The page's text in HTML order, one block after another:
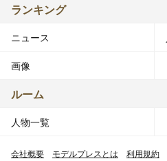
ランキング
ニュース
画像
ルーム
人物一覧
会社概要 モデルプレスとは 利用規約